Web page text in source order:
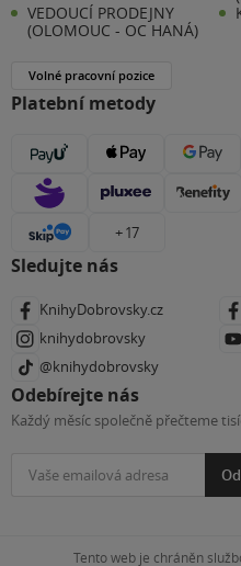
VEDOUCÍ PRODEJNY
(OLOMOUC - OC HANÁ)
Volné pracovní pozice
Platební metody
+ 17
Sledujte nás
KnihyDobrovsky.cz
knihydobrovsky
@knihydobrovsky
Odebírejte nás
Každý měsíc společně přečteme
Tento web je chráněn